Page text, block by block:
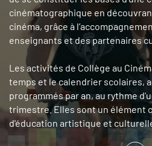
cinématographique en
cinéma, grâce à
enseignants et des partenaires
Les activités de Collège au
temps et le calendrier scolaires,
programmés par an, au rythme
trimestre. Elles sont un élément
d'éducation artistique et